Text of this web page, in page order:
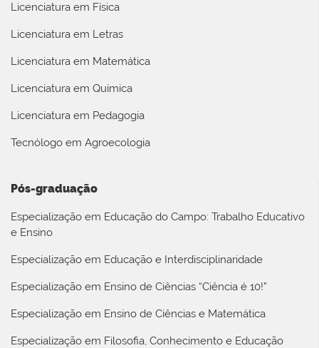
Licenciatura em Física
Licenciatura em Letras
Licenciatura em Matemática
Licenciatura em Química
Licenciatura em Pedagogia
Tecnólogo em Agroecologia
Pós-graduação
Especialização em Educação do Campo: Trabalho Educativo
e Ensino
Especialização em Educação e Interdisciplinaridade
Especialização em Ensino de Ciências “Ciência é 10!”
Especialização em Ensino de Ciências e Matemática
Especialização em Filosofia, Conhecimento e Educação